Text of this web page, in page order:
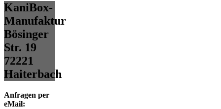
KaniBox-
Manufaktur
Bösinger
Str. 19
72221
Haiterbach
Anfragen per
eMail: